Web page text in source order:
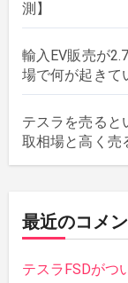
測】
輸入EV販売が
場で何が起きて
テスラを売ると
取相場と高く売
最近のコメ
テスラFSDがつ